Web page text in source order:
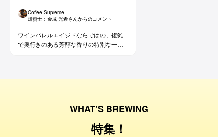
Coffee Supreme
焙煎士： 金城 光希さんからのコメント
ワインバレルエイジドならではの、複雑
で奥行きのある芳醇な香りの特別な一杯
WHAT’S BREWING
特集！